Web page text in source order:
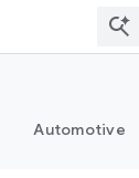
Automotive